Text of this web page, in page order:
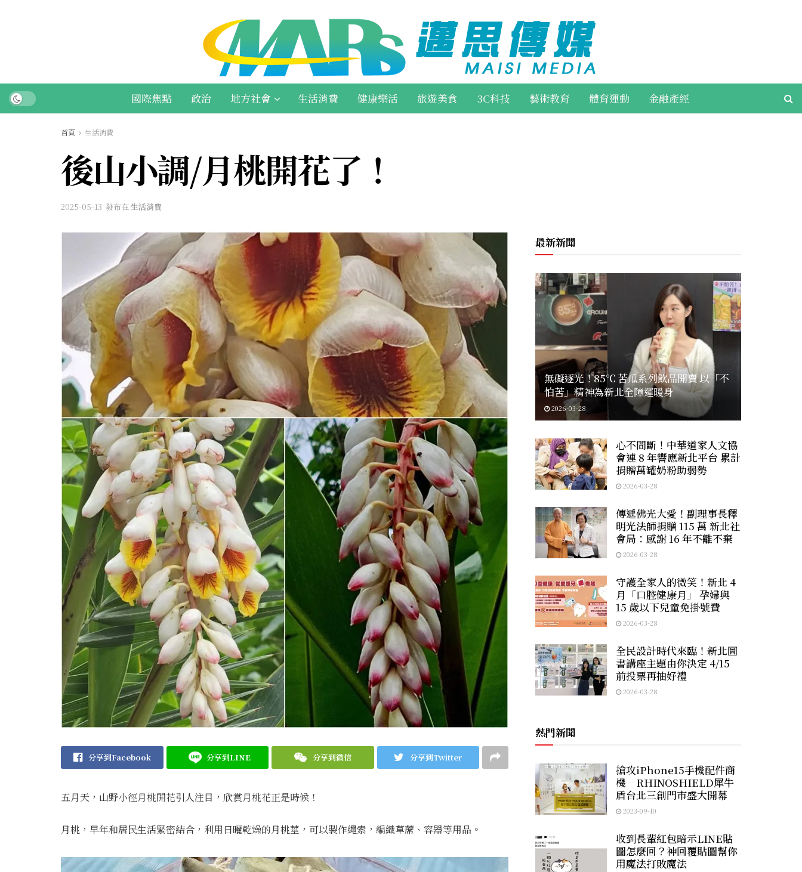
國際焦點 政治 地方社會 生活消費 健康樂活 旅遊美食 3C科技 藝術教育 體育運動 金融產經
首頁 生活消費
後山小調/月桃開花了！
2025-05-13 發布在生活消費
分享到Facebook 分享到LINE 分享到微信 分享到Twitter
五月天，山野小徑月桃開花引人注目，欣賞月桃花正是時候！
月桃，早年和居民生活緊密結合，利用日曬乾燥的月桃莖，可以製作繩索，編織草蓆、容器等用品。
最新新聞
無礙逐光！85℃ 苦瓜系列飲品開賣 以「不
怕苦」精神為新北全障運暖身
2026-03-28
心不間斷！中華道家人文協
會連 8 年響應新北平台 累計
捐贈萬罐奶粉助弱勢
2026-03-28
傳遞佛光大愛！副理事長釋
明光法師捐贈 115 萬 新北社
會局：感謝 16 年不離不棄
2026-03-28
守護全家人的微笑！新北 4
月「口腔健康月」 孕婦與
15 歲以下兒童免掛號費
2026-03-28
全民設計時代來臨！新北圖
書講座主題由你決定 4/15
前投票再抽好禮
2026-03-28
熱門新聞
搶攻iPhone15手機配件商
機 RHINOSHIELD犀牛
盾台北三創門市盛大開幕
2023-09-10
收到長輩紅包暗示LINE貼
圖怎麼回？神回覆貼圖幫你
用魔法打敗魔法